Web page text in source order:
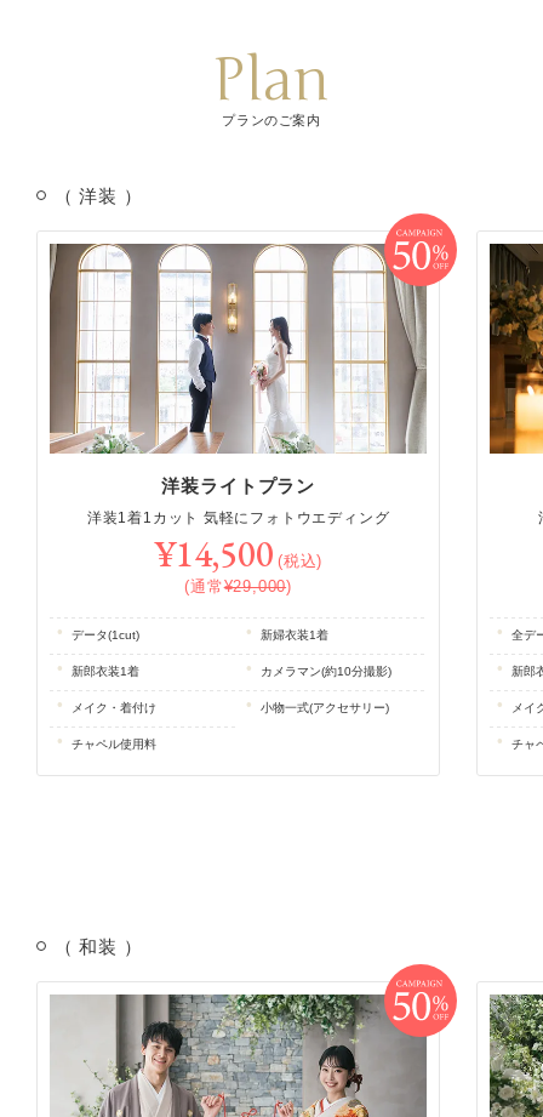
Plan
プランのご案内
（ 洋装 ）
洋装ライトプラン
洋装1着1カット 気軽にフォトウエディング
¥14,500 (税込)
(通常¥29,000)
データ(1cut) 新婦衣装1着
新郎衣装1着 カメラマン(約10分撮影)
メイク・着付け 小物一式(アクセサリー)
チャペル使用料
全デ
新郎
メイ
チャ
（ 和装 ）